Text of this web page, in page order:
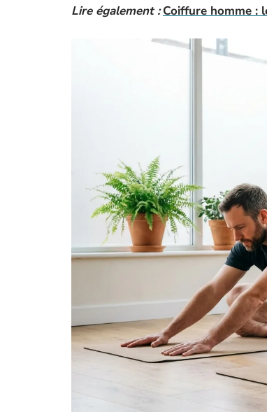
Lire également : Coiffure homme :